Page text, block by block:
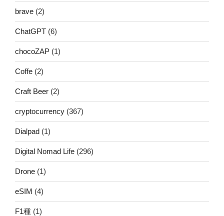
brave (2)
ChatGPT (6)
chocoZAP (1)
Coffe (2)
Craft Beer (2)
cryptocurrency (367)
Dialpad (1)
Digital Nomad Life (296)
Drone (1)
eSIM (4)
F1種 (1)